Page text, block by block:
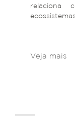
relaciona
ecossistemas.
Veja mais